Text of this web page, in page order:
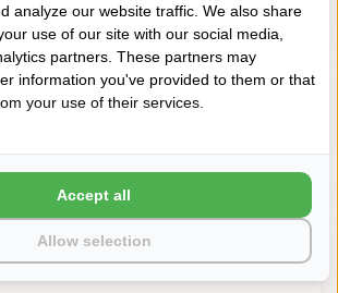
LIENSLINNENWINKEL.NL
VRAGEN? BEL DAN
(0) 575 511817
NIEUWSBRIEF
Wilt u op de hoogte blijven?
analyze our website traffic. We also share
use of our site with our social media,
partners. These partners may
information you've provided to them or that
your use of their services.
Allow selection
Accept all